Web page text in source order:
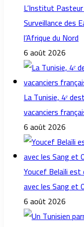
L’Institut
Surveillance des
l’Afrique du Nord
6 août 2026
La Tunisie, 4ᵉ
vacanciers
6 août 2026
Youcef Belaïli
avec les Sang et
6 août 2026